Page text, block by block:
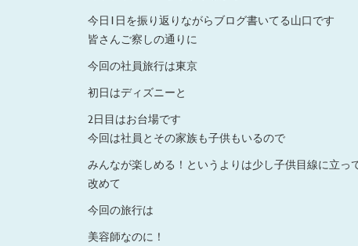
今日1日を振り返りながらブログ書いてる山口です
皆さんご察しの通りに
今回の社員旅行は東京
初日はディズニーと
2日目はお台場です
今回は社員とその家族も子供もいるので
みんなが楽しめる！というよりは少し子供目線に立っ
改めて
今回の旅行は
美容師なのに！